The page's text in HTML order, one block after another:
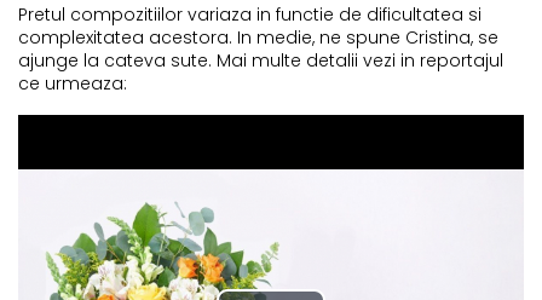
Pretul compozitiilor variaza in functie de dificultatea si
complexitatea acestora. In medie, ne spune Cristina, se
ajunge la cateva sute. Mai multe detalii vezi in reportajul
ce urmeaza: